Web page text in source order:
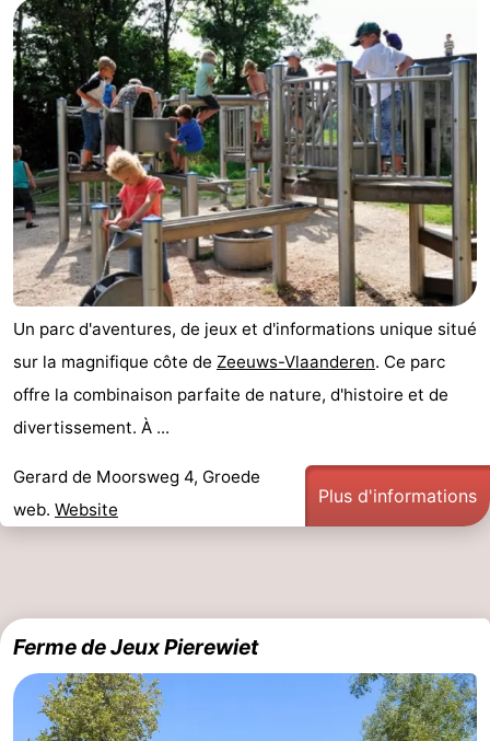
Last
minutes
Plages
Voir
et
faire
Lieux
d'intérêt
-
Musées
-
Monuments
-
Moulins
-
vue
Croisières
-
jeux
de
jeux
Bowling
-
Parcours
Centres
Un parc d'aventures, de jeux et d'informations unique situé
sur la magnifique côte de Zeeuws-Vlaanderen. Ce parc
offre la combinaison parfaite de nature, d'histoire et de
divertissement. À ...
Gerard de Moorsweg 4, Groede
web. Website
Plus d'informations
Ferme de Jeux Pierewiet